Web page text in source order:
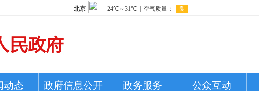
动态 政府信息公开 政务服务 公众互动